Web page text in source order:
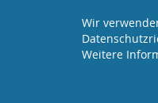
Wir
Weitere